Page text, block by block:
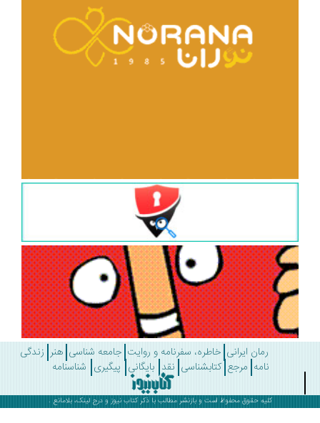
رمان ایرانی خاطره، سفرنامه و روایت جامعه شناسی هنر زندگی
مرجع کتابشناسی نقد بایگانی پیگیری شناسنامه
کلیه حقوق محفوظ است و بازنشر مطالب با ذکرکتاب نیوز و درج لینک، بلامانع .